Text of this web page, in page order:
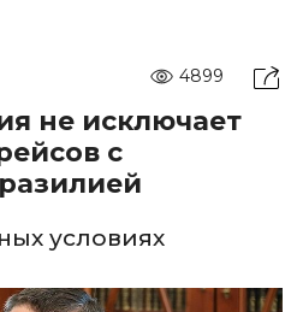
4899
не исключает
с
условиях